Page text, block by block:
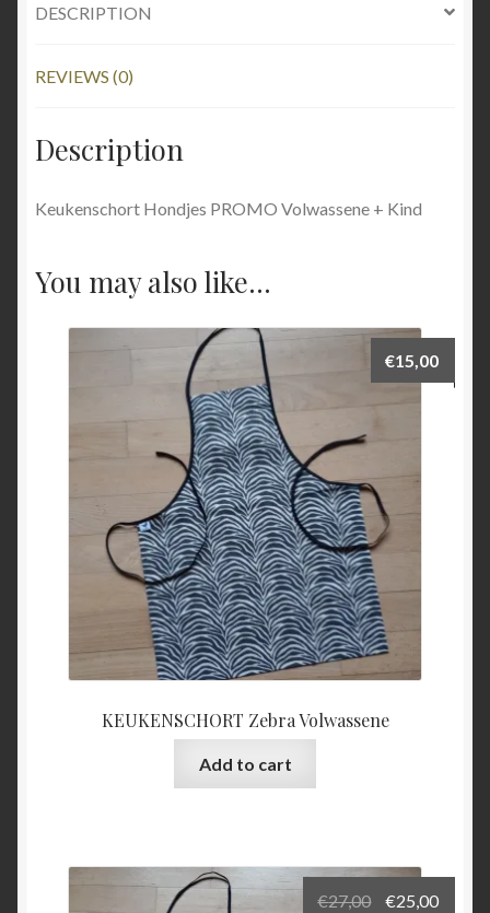
DESCRIPTION
REVIEWS (0)
Description
Keukenschort Hondjes PROMO Volwassene + Kind
You may also like…
KEUKENSCHORT Zebra Volwassene
€15,00
Add to cart
€27,00
Original
€25,00